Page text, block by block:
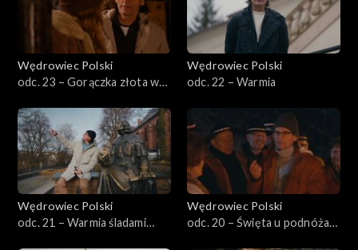
Wędrowiec Polski
odc. 23 – Gorączka złota w
Wędrowiec Polski
odc. 22 – Warmia
Wędrowiec Polski
odc. 21 – Warmia śladami
Wędrowiec Polski
odc. 20 – Święta u podnóża